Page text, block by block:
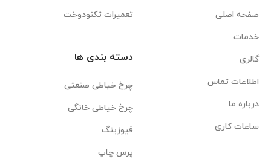
صفحه اصلی
خدمات
گالری
اطلاعات تماس
درباره ما
ساعات کاری
تعمیرات تکنودوخت
دسته بندی ها
چرخ خیاطی صنعتی
چرخ خیاطی خانگی
فیوزینگ
پرس چاپ